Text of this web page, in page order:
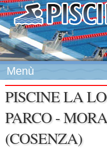
Menù
PISCINE LA
PARCO -
(COSENZA)